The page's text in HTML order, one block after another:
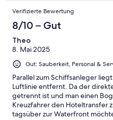
Verifizierte Bewertung
8/10 – Gut
Theo
8. Mai 2025
Gut: Sauberkeit, Personal &
Parallel zum Schiffsanleger
Luftlinie entfernt. Da der
getrennt ist und man einen
Kreuzfahrer den Hoteltransfer
tagsüber zur Waterfront